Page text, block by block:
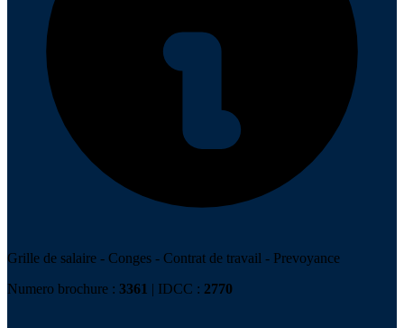
Grille de salaire - Conges - Contrat de travail - Prevoyance
Numero brochure : 3361 | IDCC : 2770